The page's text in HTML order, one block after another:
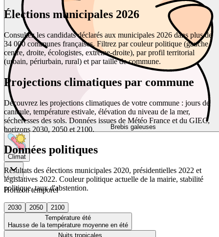
Brebis galeuses
Climat
Horizon temporel
2030 2050
2100
Température été
Hausse de la température moyenne en été
Nuits tropicales
Élections municipales 2026
Consultez les candidats déclarés aux municipales 2026 dans plus de
34 000 communes françaises. Filtrez par couleur politique (gauche,
centre, droite, écologistes, extrême-droite), par profil territorial
(urbain, périurbain, rural) et par taille de commune.
Projections climatiques par commune
Découvrez les projections climatiques de votre commune : jours de
canicule, température estivale, élévation du niveau de la mer,
sécheresses des sols. Données issues de Météo France et du GIEC,
horizons 2030, 2050 et 2100.
Données politiques
Résultats des élections municipales 2020, présidentielles 2022 et
législatives 2022. Couleur politique actuelle de la mairie, stabilité
politique, taux d'abstention.